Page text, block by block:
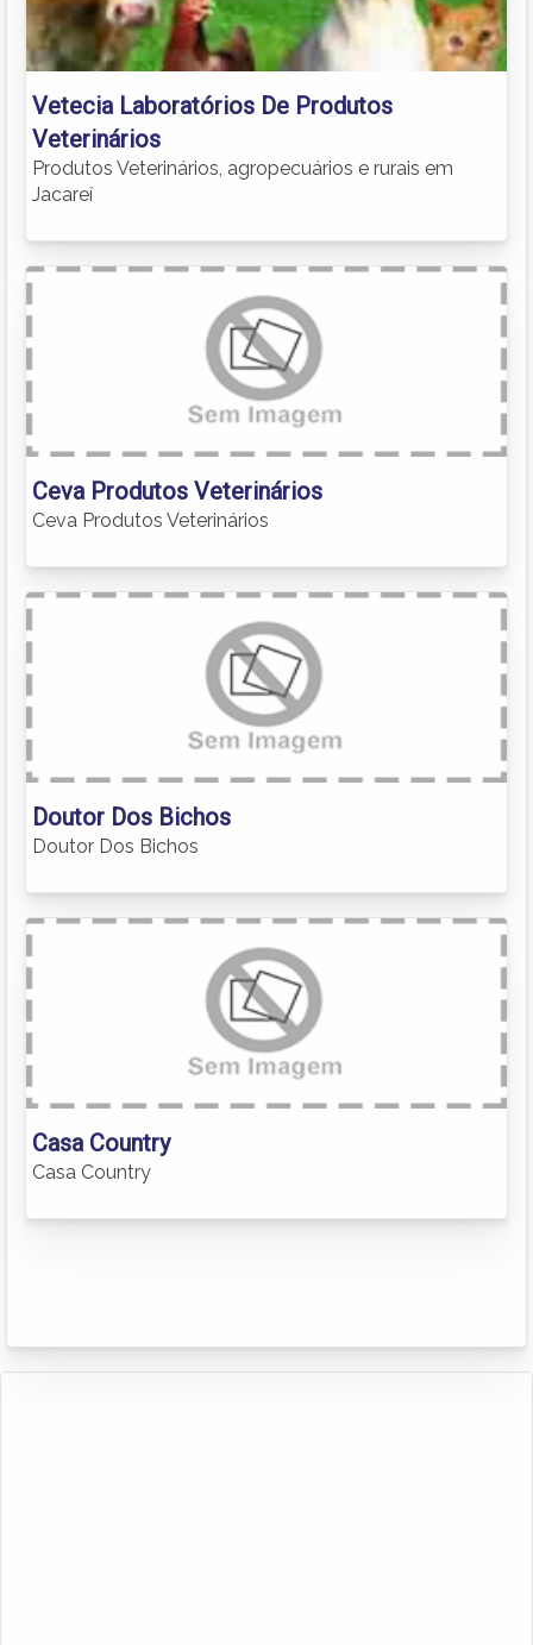
Vetecia Laboratórios De Produtos
Veterinários
Produtos Veterinários, agropecuários e rurais em
Jacareí
Ceva Produtos Veterinários
Ceva Produtos Veterinários
Doutor Dos Bichos
Doutor Dos Bichos
Casa Country
Casa Country